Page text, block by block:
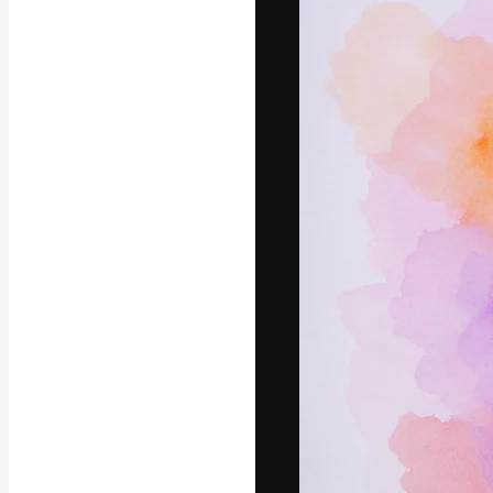
La plateforme
vos meilleurs
d’abonnés :
Copyright © 2010-